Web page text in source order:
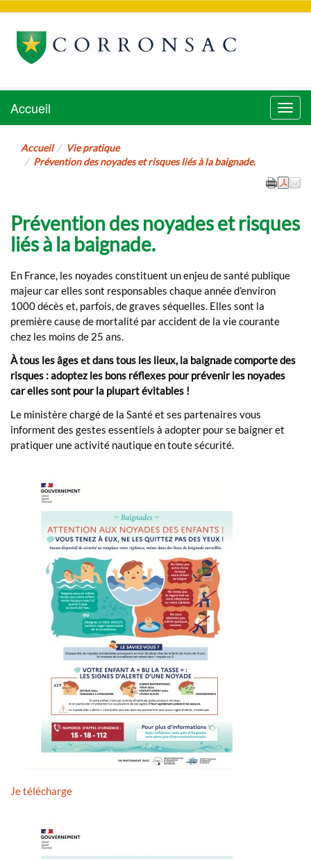
CORRONSAC
Menu
Accueil
Accueil
Vie pratique
Prévention des noyades et risques liés à la baignade.
Prévention des noyades et risques
liés à la baignade.
En France, les noyades constituent un enjeu de santé publique
majeur car elles sont responsables chaque année d’environ
1000 décès et, parfois, de graves séquelles. Elles sont la
première cause de mortalité par accident de la vie courante
chez les moins de 25 ans.
À tous les âges et dans tous les lieux, la baignade comporte des
risques : adoptez les bons réflexes pour prévenir les noyades
car elles sont pour la plupart évitables !
Le ministère chargé de la Santé et ses partenaires vous
informent des gestes essentiels à adopter pour se baigner et
pratiquer une activité nautique en toute sécurité.
Je télécharge